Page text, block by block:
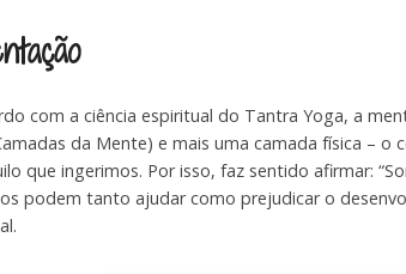
com a ciência espiritual do Tantra Yoga, a
da Mente) e mais uma camada física – o
que ingerimos. Por isso, faz sentido afirmar:
podem tanto ajudar como prejudicar o